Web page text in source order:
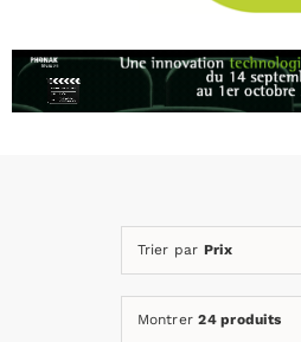
RH et emploi
Trier par Prix
Montrer24 produits